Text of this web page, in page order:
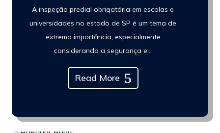
A inspeção predial obrigatória em escolas e
universidades no estado de SP é um tema de
extrema importância, especialmente
considerando a segurança e...
Read More